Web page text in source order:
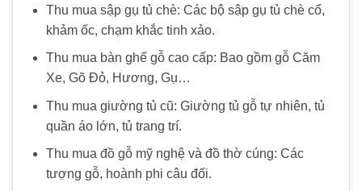
Thu mua sập gụ tủ chè: Các bộ sập gụ tủ chè cổ,
khảm ốc, chạm khắc tinh xảo.
Thu mua bàn ghế gỗ cao cấp: Bao gồm gỗ Căm
Xe, Gõ Đỏ, Hương, Gụ…
Thu mua giường tủ cũ: Giường tủ gỗ tự nhiên, tủ
quần áo lớn, tủ trang trí.
Thu mua đồ gỗ mỹ nghệ và đồ thờ cúng: Các
tượng gỗ, hoành phi câu đối.